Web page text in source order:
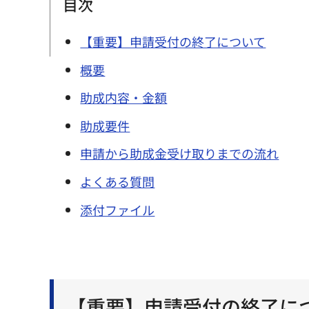
【重要】申請受付の終了について
概要
助成内容・金額
助成要件
申請から助成金受け取りまでの流れ
よくある質問
添付ファイル